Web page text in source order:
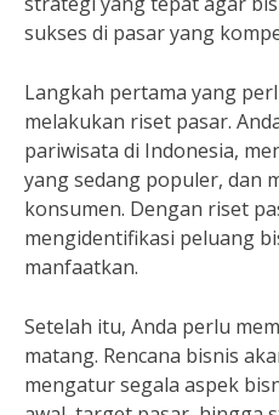
sukses di pasar yang
Langkah pertama yang
melakukan riset pasar.
pariwisata di Indonesia,
yang sedang populer, dan
konsumen. Dengan riset
mengidentifikasi peluang
manfaatkan.
Setelah itu, Anda perlu
matang. Rencana bisnis
mengatur segala aspek